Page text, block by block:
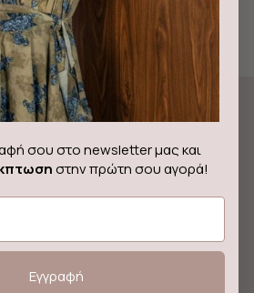
36% Polyester 3% Spandex
The Label
Sale!
σου στο newsletter μας και
στην πρώτη σου αγορά!
Εγγραφή